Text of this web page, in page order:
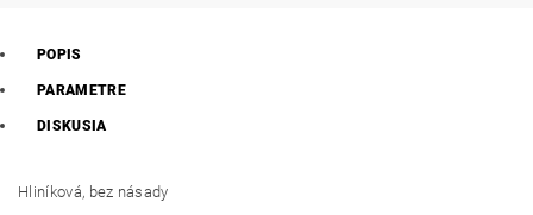
POPIS
PARAMETRE
DISKUSIA
Hliníková, bez násady